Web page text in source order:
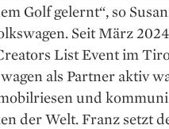
Golf gelernt“, so
Seit März
List Event im
als Partner aktiv
und
der Welt. Franz setzt